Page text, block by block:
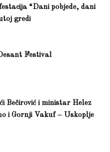
“Dani pobjede, dani
gredi
Festival
Bečirović i ministar Helez
i Gornji Vakuf – Uskoplje